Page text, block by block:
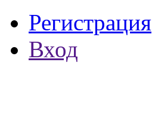
Регистрация
Вход